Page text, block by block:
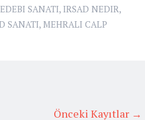
SANATI, IRSAD NEDIR,
SANATI, MEHRALI CALP
Önceki Kayıtlar →